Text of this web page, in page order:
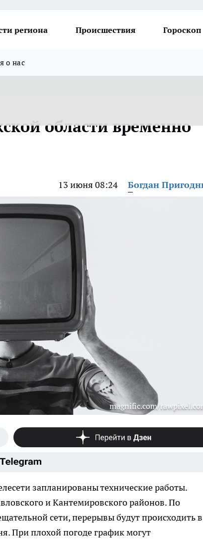
региона Происшествия Гороскоп
о нас
области временно
13 июня 08:24 Богдан
magnific.com/
запланированы технические работы.
и Кантемировского районов. По
сети, перерывы будут происходить в
При плохой погоде график могут